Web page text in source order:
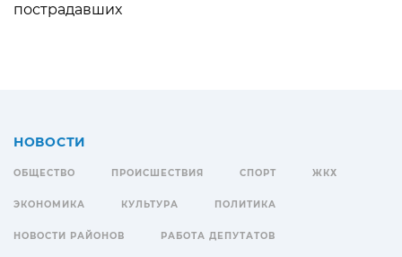
пострадавших
НОВОСТИ
ОБЩЕСТВО ПРОИСШЕСТВИЯ СПОРТ ЖКХ
ЭКОНОМИКА КУЛЬТУРА ПОЛИТИКА
НОВОСТИ РАЙОНОВ РАБОТА ДЕПУТАТОВ